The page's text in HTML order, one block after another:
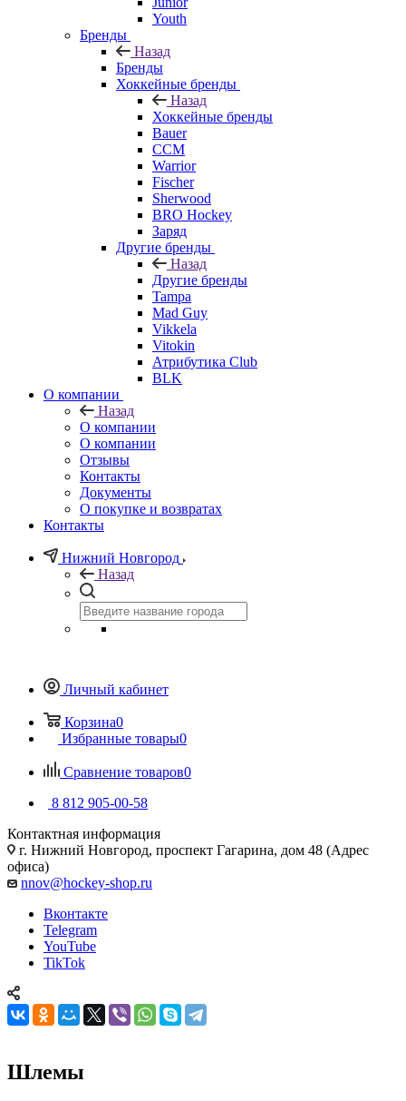
Youth
Бренды
Назад
Бренды
Хоккейные бренды
Назад
Хоккейные бренды
Bauer
CCM
Warrior
Fischer
Sherwood
BRO Hockey
Заряд
Другие бренды
Назад
Другие бренды
Tampa
Mad Guy
Vikkela
Vitokin
Атрибутика Club
BLK
О компании
Назад
О компании
О компании
Отзывы
Контакты
Документы
О покупке и возвратах
Контакты
Нижний Новгород
Назад
Личный кабинет
Корзина0
Избранные товары0
Сравнение товаров0
8 812 905-00-58
Контактная информация
г. Нижний Новгород, проспект Гагарина, дом 48 (Адрес
офиса)
nnov@hockey-shop.ru
Вконтакте
Telegram
YouTube
TikTok
Шлемы